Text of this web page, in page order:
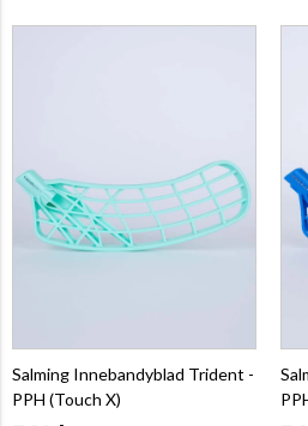
Salming Innebandyblad Trident -
PPH (Touch X)